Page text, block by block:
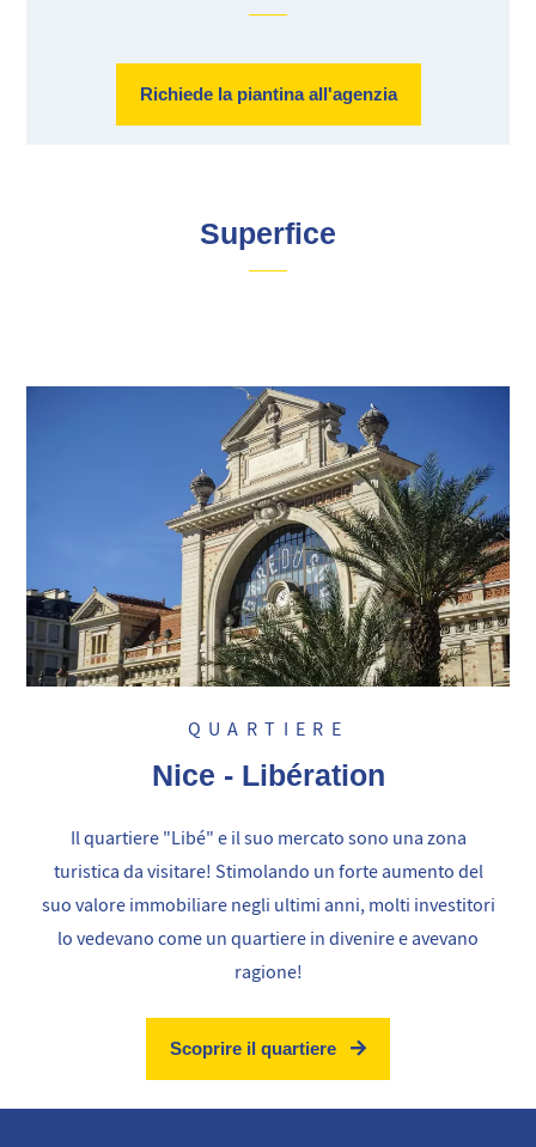
Richiede la piantina all'agenzia
Superfice
QUARTIERE
Nice - Libération
Il quartiere "Libé" e il suo mercato sono una zona
turistica da visitare! Stimolando un forte aumento del
suo valore immobiliare negli ultimi anni, molti investitori
lo vedevano come un quartiere in divenire e avevano
ragione!
Scoprire il quartiere